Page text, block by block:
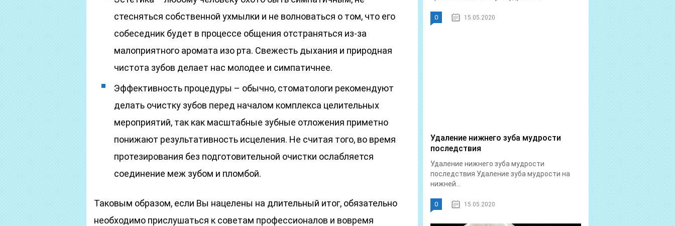
стесняться собственной ухмылки и не волноваться о том, что его
собеседник будет в процессе общения отстраняться из-за
малоприятного аромата изо рта. Свежесть дыхания и природная
чистота зубов делает нас молодее и симпатичнее.
Эффективность процедуры – обычно, стоматологи рекомендуют
делать очистку зубов перед началом комплекса целительных
мероприятий, так как масштабные зубные отложения приметно
понижают результативность исцеления. Не считая того, во время
протезирования без подготовительной очистки ослабляется
соединение меж зубом и пломбой.
Таковым образом, если Вы нацелены на длительный итог, обязательно
необходимо прислушаться к советам профессионалов и вовремя
0 15.05.2020
Удаление нижнего зуба мудрости
последствия
Удаление нижнего зуба мудрости
последствия Удаление зуба мудрости на
нижней...
0 15.05.2020